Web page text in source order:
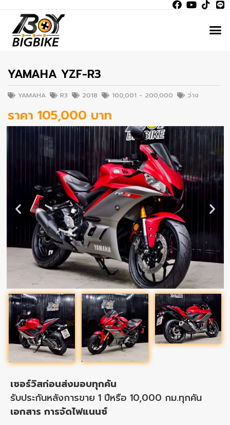
YAMAHA YZF-R3
YAMAHA R3 2018 100,001 - 200,000 ว่าง
ราคา 105,000 บาท
เซอร์วิสก่อนส่งมอบทุกคัน
รับประกันหลังการขาย 1 ปีหรือ 10,000 กม.ทุกคัน
เอกสาร การจัดไฟแนนซ์